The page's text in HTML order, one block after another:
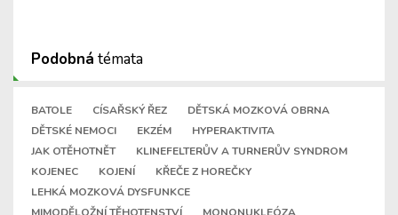
Podobná témata
BATOLE CÍSAŘSKÝ ŘEZ
DĚTSKÁ MOZKOVÁ OBRNA
DĚTSKÉ NEMOCI
EKZÉM
HYPERAKTIVITA
JAK OTĚHOTNĚT
KLINEFELTERŮV A TURNERŮV SYNDROM
KOJENEC
KOJENÍ
KŘEČE Z HOREČKY
LEHKÁ MOZKOVÁ DYSFUNKCE